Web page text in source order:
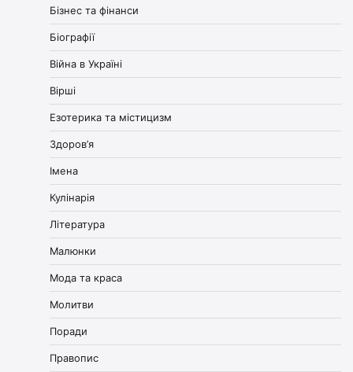
Бізнес та фінанси
Біографії
Війна в Україні
Вірші
Езотерика та містицизм
Здоров’я
Імена
Кулінарія
Література
Малюнки
Мода та краса
Молитви
Поради
Правопис